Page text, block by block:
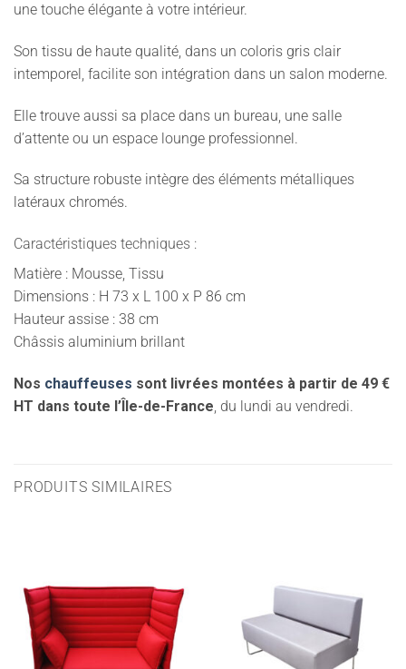
une touche élégante à votre intérieur.
Son tissu de haute qualité, dans un coloris gris clair
intemporel, facilite son intégration dans un salon moderne.
Elle trouve aussi sa place dans un bureau, une salle
d’attente ou un espace lounge professionnel.
Sa structure robuste intègre des éléments métalliques
latéraux chromés.
Caractéristiques techniques :
Matière : Mousse, Tissu
Dimensions : H 73 x L 100 x P 86 cm
Hauteur assise : 38 cm
Châssis aluminium brillant
Nos chauffeuses sont livrées montées à partir de 49 €
HT dans toute l’Île-de-France, du lundi au vendredi.
PRODUITS SIMILAIRES